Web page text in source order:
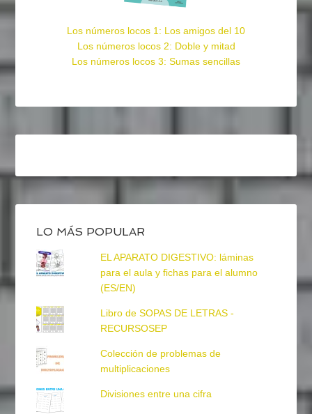
Los números locos 1: Los amigos del 10
Los números locos 2: Doble y mitad
Los números locos 3: Sumas sencillas
LO MÁS POPULAR
EL APARATO DIGESTIVO: láminas
para el aula y fichas para el alumno
(ES/EN)
Libro de SOPAS DE LETRAS -
RECURSOSEP
Colección de problemas de
multiplicaciones
Divisiones entre una cifra